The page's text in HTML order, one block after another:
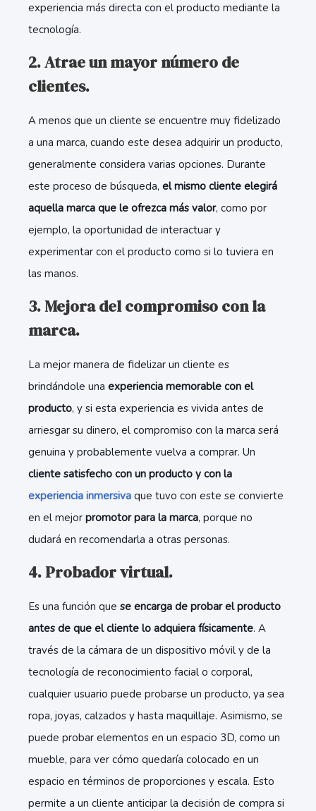
experiencia más directa con el producto mediante la
tecnología.
2. Atrae un mayor número de
clientes.
A menos que un cliente se encuentre muy fidelizado
a una marca, cuando este desea adquirir un producto,
generalmente considera varias opciones. Durante
este proceso de búsqueda, el mismo cliente elegirá
aquella marca que le ofrezca más valor, como por
ejemplo, la oportunidad de interactuar y
experimentar con el producto como si lo tuviera en
las manos.
3. Mejora del compromiso con la
marca.
La mejor manera de fidelizar un cliente es
brindándole una experiencia memorable con el
producto, y si esta experiencia es vivida antes de
arriesgar su dinero, el compromiso con la marca será
genuina y probablemente vuelva a comprar. Un
cliente satisfecho con un producto y con la
experiencia inmersiva que tuvo con este se convierte
en el mejor promotor para la marca, porque no
dudará en recomendarla a otras personas.
4. Probador virtual.
Es una función que se encarga de probar el producto
antes de que el cliente lo adquiera físicamente. A
través de la cámara de un dispositivo móvil y de la
tecnología de reconocimiento facial o corporal,
cualquier usuario puede probarse un producto, ya sea
ropa, joyas, calzados y hasta maquillaje. Asimismo, se
puede probar elementos en un espacio 3D, como un
mueble, para ver cómo quedaría colocado en un
espacio en términos de proporciones y escala. Esto
permite a un cliente anticipar la decisión de compra si